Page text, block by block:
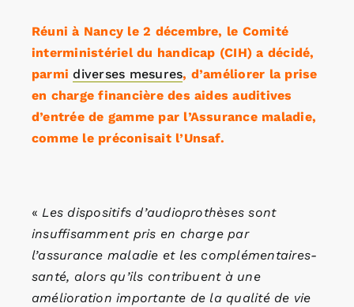
Réuni à Nancy le 2 décembre, le Comité
interministériel du handicap (CIH) a décidé,
parmi diverses mesures, d’améliorer la prise
en charge financière des aides auditives
d’entrée de gamme par l’Assurance maladie,
comme le préconisait l’Unsaf.
« Les dispositifs d’audioprothèses sont
insuffisamment pris en charge par
l’assurance maladie et les complémentaires-
santé, alors qu’ils contribuent à une
amélioration importante de la qualité de vie